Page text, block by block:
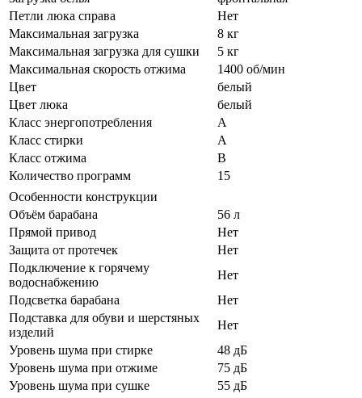
Петли люка справа
Нет
Максимальная загрузка
8 кг
Максимальная загрузка для сушки
5 кг
Максимальная скорость отжима
1400 об/мин
Цвет
белый
Цвет люка
белый
Класс энергопотребления
A
Класс стирки
A
Класс отжима
B
Количество программ
15
Особенности конструкции
Объём барабана
56 л
Прямой привод
Нет
Защита от протечек
Нет
Подключение к горячему
водоснабжению
Нет
Подсветка барабана
Нет
Подставка для обуви и шерстяных
изделий
Нет
Уровень шума при стирке
48 дБ
Уровень шума при отжиме
75 дБ
Уровень шума при сушке
55 дБ